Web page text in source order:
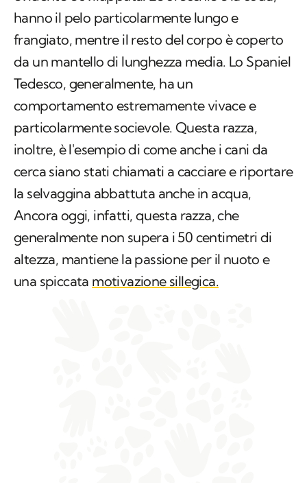
hanno il pelo particolarmente lungo e
frangiato, mentre il resto del corpo è coperto
da un mantello di lunghezza media. Lo Spaniel
Tedesco, generalmente, ha un
comportamento estremamente vivace e
particolarmente socievole. Questa razza,
inoltre, è l'esempio di come anche i cani da
cerca siano stati chiamati a cacciare e riportare
la selvaggina abbattuta anche in acqua,
Ancora oggi, infatti, questa razza, che
generalmente non supera i 50 centimetri di
altezza, mantiene la passione per il nuoto e
una spiccata motivazione sillegica.